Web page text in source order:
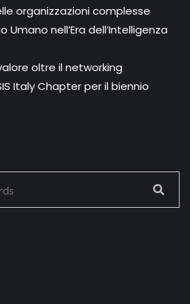
organizzazioni complesse
Umano nell’Era dell’Intelligenza
valore oltre il networking
Italy Chapter per il biennio